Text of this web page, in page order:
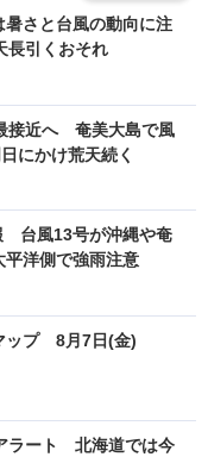
さと台風の動向に注
引くおそれ
接近へ 奄美大島で風
にかけ荒天続く
台風13号が沖縄や奄
洋側で強雨注意
ップ 8月7日(金)
ラート 北海道では今